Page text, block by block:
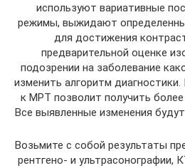
используют вариативные
режимы, выжидают
для достижения
предварительной оценке
подозрении на заболевание
изменить алгоритм
к МРТ позволит получить
Все выявленные изменения
Возьмите с собой результаты
рентгено- и ультрасонографии,